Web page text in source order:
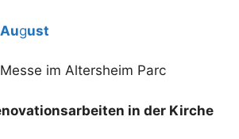
gust
im Altersheim Parc
in der Kirche